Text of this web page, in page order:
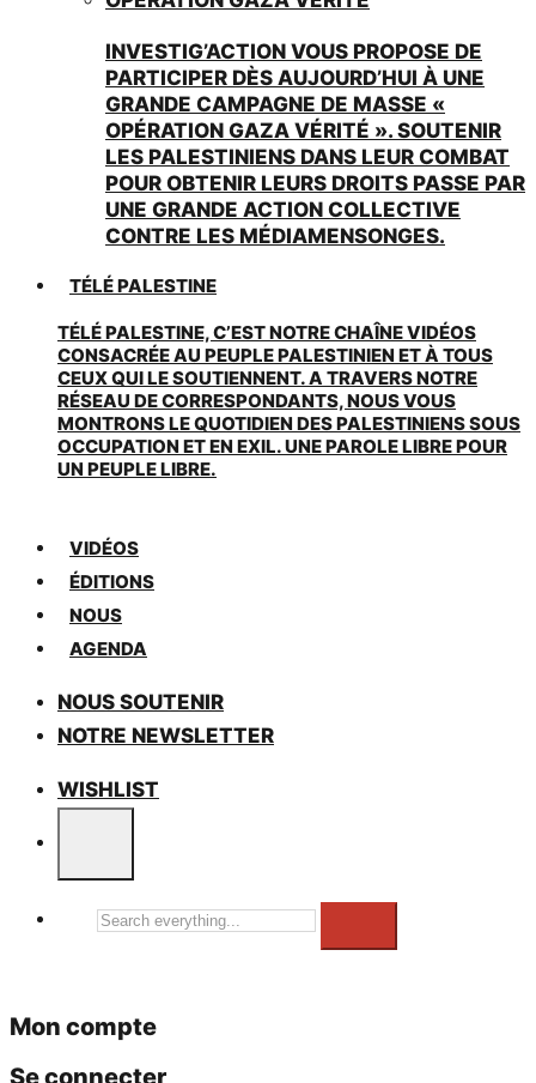
INVESTIG’ACTION VOUS PROPOSE DE
PARTICIPER DÈS AUJOURD’HUI À UNE
GRANDE CAMPAGNE DE MASSE «
OPÉRATION GAZA VÉRITÉ ». SOUTENIR
LES PALESTINIENS DANS LEUR COMBAT
POUR OBTENIR LEURS DROITS PASSE PAR
UNE GRANDE ACTION COLLECTIVE
CONTRE LES MÉDIAMENSONGES.
TÉLÉ PALESTINE
TÉLÉ PALESTINE, C’EST NOTRE CHAÎNE VIDÉOS
CONSACRÉE AU PEUPLE PALESTINIEN ET À TOUS
CEUX QUI LE SOUTIENNENT. A TRAVERS NOTRE
RÉSEAU DE CORRESPONDANTS, NOUS VOUS
MONTRONS LE QUOTIDIEN DES PALESTINIENS SOUS
OCCUPATION ET EN EXIL. UNE PAROLE LIBRE POUR
UN PEUPLE LIBRE.
VIDÉOS
ÉDITIONS
NOUS
AGENDA
NOUS SOUTENIR
NOTRE NEWSLETTER
WISHLIST
Search
Mon compte
Se connecter